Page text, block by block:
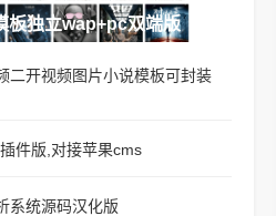
板独立wap+pc双端版
二开视频图片小说模板可封装
件版,对接苹果cms
系统源码汉化版